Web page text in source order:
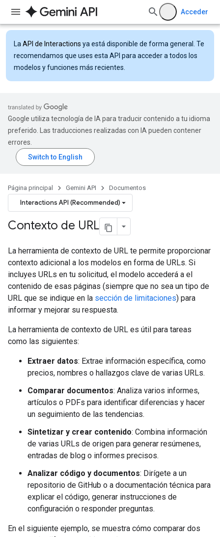
Acceder
La API de Interactions ya está disponible de forma general. Te
recomendamos que uses esta API para acceder a todos los
modelos y funciones más recientes.
Google utiliza tecnología de IA para traducir contenido a tu idioma
preferido. Las traducciones realizadas con IA pueden contener
errores.
Página principal Gemini API Documentos
Interactions API (Recommended)
Contexto de URL
La herramienta de contexto de URL te permite proporcionar
contexto adicional a los modelos en forma de URLs. Si
incluyes URLs en tu solicitud, el modelo accederá a el
contenido de esas páginas (siempre que no sea un tipo de
URL que se indique en la sección de limitaciones) para
informar y mejorar su respuesta.
La herramienta de contexto de URL es útil para tareas
como las siguientes:
Extraer datos: Extrae información específica, como
precios, nombres o hallazgos clave de varias URLs.
Comparar documentos: Analiza varios informes,
artículos o PDFs para identificar diferencias y hacer
un seguimiento de las tendencias.
Sintetizar y crear contenido: Combina información
de varias URLs de origen para generar resúmenes,
entradas de blog o informes precisos.
Analizar código y documentos: Dirígete a un
repositorio de GitHub o a documentación técnica para
explicar el código, generar instrucciones de
configuración o responder preguntas.
En el siguiente ejemplo, se muestra cómo comparar dos